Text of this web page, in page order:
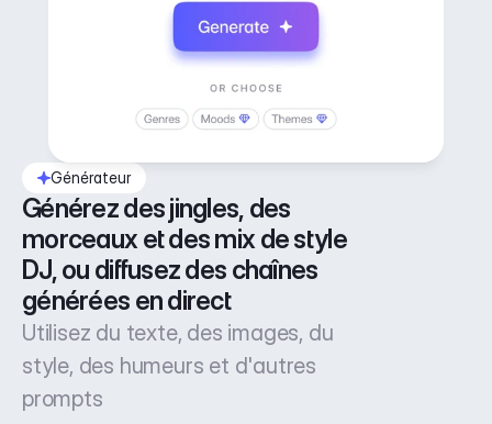
Générateur
Générez des jingles, des
morceaux et des mix de style
DJ, ou diffusez des chaînes
générées en direct
Utilisez du texte, des images, du
style, des humeurs et d'autres
prompts